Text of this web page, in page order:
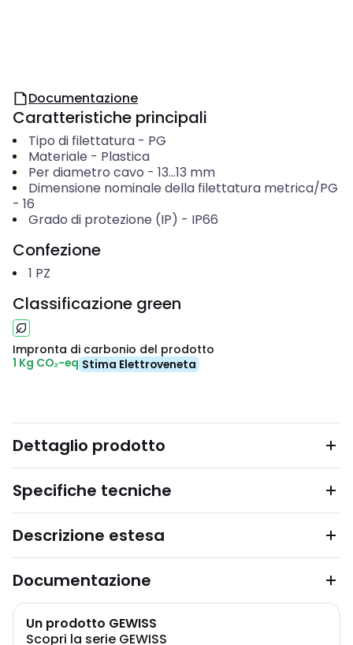
Documentazione
Caratteristiche principali
Tipo di filettatura- PG
Materiale - Plastica
Per diametro cavo - 13...13 mm
Dimensione nominale della filettatura metrica/PG
- 16
Grado di protezione (IP) - IP66
Confezione
1 PZ
Classificazione green
Impronta di carbonio del prodotto
1 Kg CO₂-eq Stima Elettroveneta
Dettaglio prodotto
Specifiche tecniche
Descrizione estesa
Documentazione
Un prodotto GEWISS
Scopri la serie GEWISS